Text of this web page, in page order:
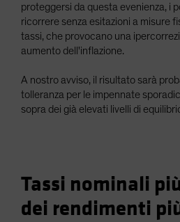
proteggersi da questa evenienza, i
ricorrere senza esitazioni a misure
tassi, che provocano una
aumento dell'inflazione.
A nostro avviso, il risultato sarà
tolleranza per le impennate
sopra dei già elevati livelli di
Tassi nominali
dei rendimenti